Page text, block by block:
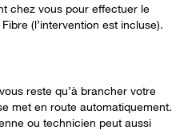
chez vous pour effectuer le
(l’intervention est incluse).
reste qu’à brancher votre
met en route automatiquement.
ou technicien peut aussi